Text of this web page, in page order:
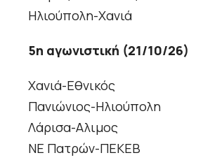
Ηλιούπολη-Χανιά
5η αγωνιστική (21/10/26)
Χανιά-Εθνικός
Πανιώνιος-Ηλιούπολη
Λάρισα-Αλιμος
ΝΕ Πατρών-ΠΕΚΕΒ